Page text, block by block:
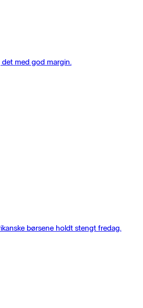
det med god margin.
børsene holdt stengt fredag.